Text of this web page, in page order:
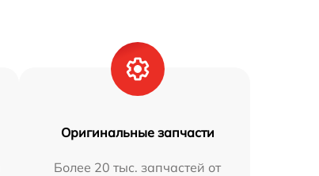
Оригинальные запчасти
Более 20 тыс. запчастей от